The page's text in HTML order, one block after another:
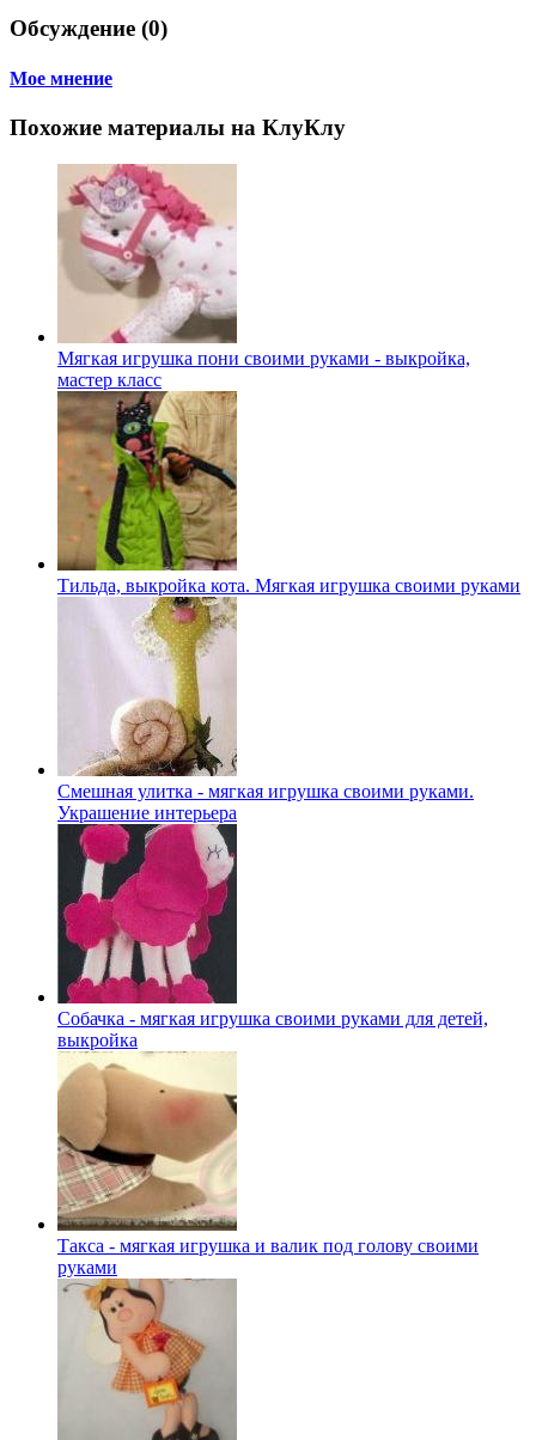
Обсуждение (0)
Мое мнение
Похожие материалы на КлуКлу
Мягкая игрушка пони своими руками - выкройка,
мастер класс
Тильда, выкройка кота. Мягкая игрушка своими руками
Смешная улитка - мягкая игрушка своими руками.
Украшение интерьера
Собачка - мягкая игрушка своими руками для детей,
выкройка
Такса - мягкая игрушка и валик под голову своими
руками